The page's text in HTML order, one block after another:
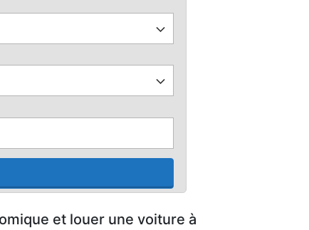
et louer une voiture à